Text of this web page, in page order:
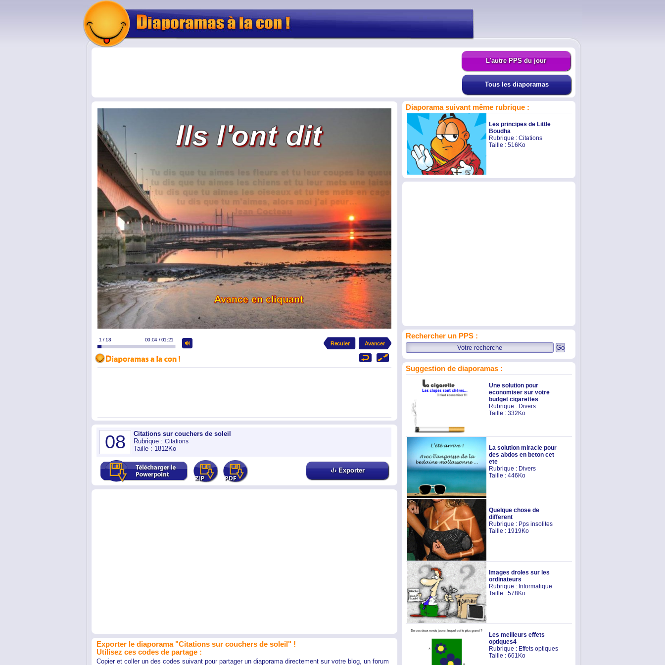
L'autre PPS du jour
Tous les diaporamas
Diaporama suivant même rubrique :
Les principes de Little
Boudha
Rubrique : Citations
Taille : 516Ko
Rechercher un PPS :
Suggestion de diaporamas :
Une solution pour
economiser sur votre
budget cigarettes
Rubrique : Divers
Taille : 332Ko
La solution miracle pour
des abdos en beton cet
ete
Rubrique : Divers
Taille : 446Ko
Quelque chose de
different
Rubrique : Pps insolites
Taille : 1919Ko
Images droles sur les
ordinateurs
Rubrique : Informatique
Taille : 578Ko
Les meilleurs effets
optiques4
Rubrique : Effets optiques
Taille : 661Ko
08
Citations sur couchers de soleil
Rubrique : Citations
Taille : 1812Ko
‹/› Exporter
Exporter le diaporama "Citations sur couchers de soleil" !
Utilisez ces codes de partage :
Copier et coller un des codes suivant pour partager un diaporama directement sur votre blog, un forum